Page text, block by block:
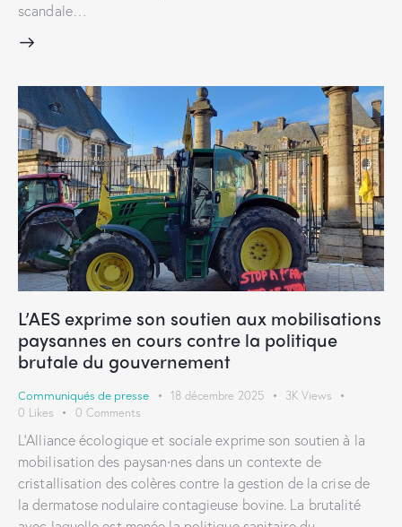
scandale…
L’AES exprime son soutien aux mobilisations
paysannes en cours contre la politique
brutale du gouvernement
Communiqués de presse 18 décembre 2025 3K Views
0 Likes 0 Comments
L’Alliance écologique et sociale exprime son soutien à la
mobilisation des paysan∙nes dans un contexte de
cristallisation des colères contre la gestion de la crise de
la dermatose nodulaire contagieuse bovine. La brutalité